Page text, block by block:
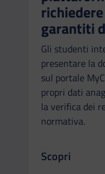
garantiti
Gli studenti
presentare la
sul portale
propri dati
la verifica dei
normativa.
Il link ti
Scopri